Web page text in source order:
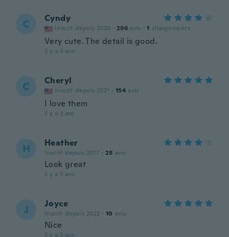
C Cyndy
Inscrit depuis 2020 · 296 avis · 1 chargements
Very cute. The detail is good.
il y a 3 ans
C Cheryl
Inscrit depuis 2021 · 154 avis
I love them
il y a 3 ans
H Heather
Inscrit depuis 2017 · 28 avis
Look great
il y a 3 ans
J Joyce
Inscrit depuis 2022 · 10 avis
Nice
il y a 3 ans